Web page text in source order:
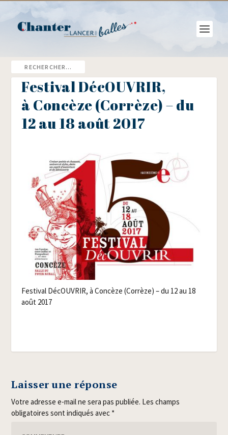
Festival DécOUVRIR,
à Concèze (Corrèze) – du
12 au 18 août 2017
Fes­ti­val DécOU­VRIR, à Concèze (Cor­rèze) – du 12 au 18
août 2017
Laisser une réponse
Votre adresse e-mail ne sera pas publiée. Les champs
obligatoires sont indiqués avec *